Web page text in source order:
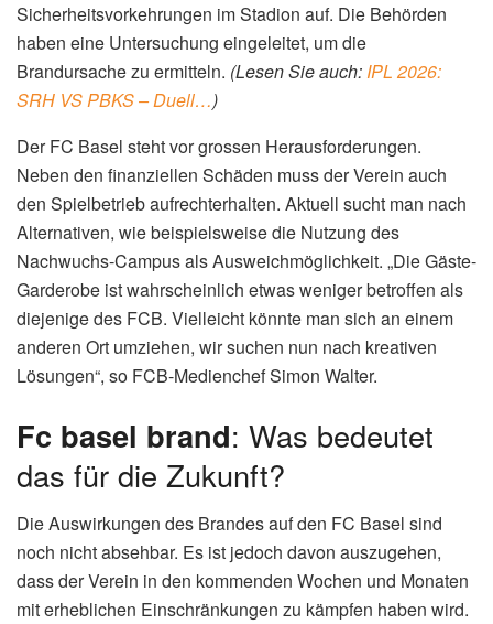
Sicherheitsvorkehrungen im Stadion auf. Die Behörden
haben eine Untersuchung eingeleitet, um die
Brandursache zu ermitteln. (Lesen Sie auch: IPL 2026:
SRH VS PBKS – Duell…)
Der FC Basel steht vor grossen Herausforderungen.
Neben den finanziellen Schäden muss der Verein auch
den Spielbetrieb aufrechterhalten. Aktuell sucht man nach
Alternativen, wie beispielsweise die Nutzung des
Nachwuchs-Campus als Ausweichmöglichkeit. „Die Gäste-
Garderobe ist wahrscheinlich etwas weniger betroffen als
diejenige des FCB. Vielleicht könnte man sich an einem
anderen Ort umziehen, wir suchen nun nach kreativen
Lösungen“, so FCB-Medienchef Simon Walter.
Fc basel brand: Was bedeutet
das für die Zukunft?
Die Auswirkungen des Brandes auf den FC Basel sind
noch nicht absehbar. Es ist jedoch davon auszugehen,
dass der Verein in den kommenden Wochen und Monaten
mit erheblichen Einschränkungen zu kämpfen haben wird.